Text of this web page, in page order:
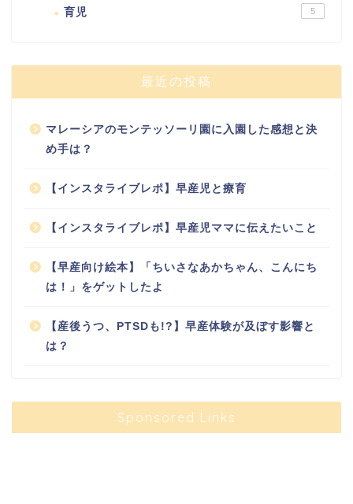
育児 5
最近の投稿
マレーシアのモンテッソーリ園に入園した感想と決
め手は？
【インスタライブレポ】早産児と療育
【インスタライブレポ】早産児ママに伝えたいこと
【早産向け絵本】「ちいさなあかちゃん、こんにち
は！」をゲットしたよ
【産後うつ、PTSDも!?】早産体験が及ぼす影響と
は？
Sponsored Links